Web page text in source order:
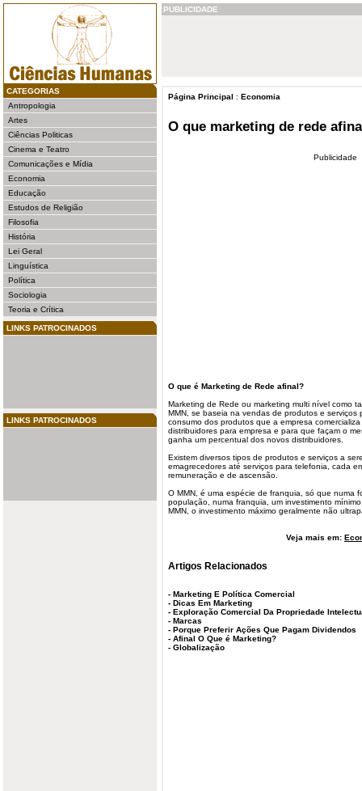
CATEGORIAS
Antropologia
Artes
Ciências Politicas
Cinema e Teatro
Comunicações e Mídia
Economia
Educação
Estudos de Religião
Filosofia
História
Lei Geral
Linguística
Política
Sociologia
Teoria e Crítica
LINKS PATROCINADOS
LINKS PATROCINADOS
PUBLICIDADE
Página Principal : Economia
O que marketing de rede
Publicidade
O que é Marketing de Rede afinal?
Marketing de Rede ou marketing multi nível como
MMN, se baseia na vendas de produtos e
consumo dos produtos que a empresa
distribuidores para empresa e para que façam o
ganha um percentual dos novos distribuidores.
Existem diversos tipos de produtos e serviços a
emagrecedores até serviços para telefonia, cada
remuneração e de ascensão.
O MMN, é uma espécie de franquia, só que numa
população, numa franquia, um investimento
MMN, o investimento máximo geralmente não
Veja mais em:
Artigos Relacionados
- Marketing E Política Comercial
- Dicas Em Marketing
- Exploração Comercial Da Propriedade
- Marcas
- Porque Preferir Ações Que Pagam Dividendos
- Afinal O Que é Marketing?
- Globalização